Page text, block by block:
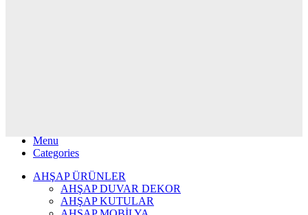
Menu
Categories
AHŞAP ÜRÜNLER
AHŞAP DUVAR DEKOR
AHŞAP KUTULAR